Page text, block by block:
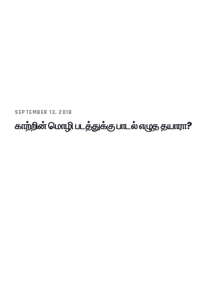
SEPTEMBER 13, 2018
காற்றின் மொழி படத்துக்கு பாடல் எழுத தயாரா?